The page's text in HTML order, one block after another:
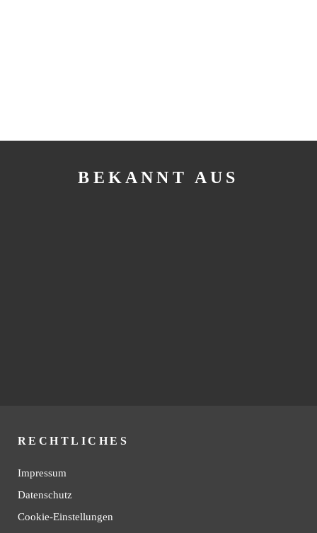
BEKANNT AUS
RECHTLICHES
Impressum
Datenschutz
Cookie-Einstellungen